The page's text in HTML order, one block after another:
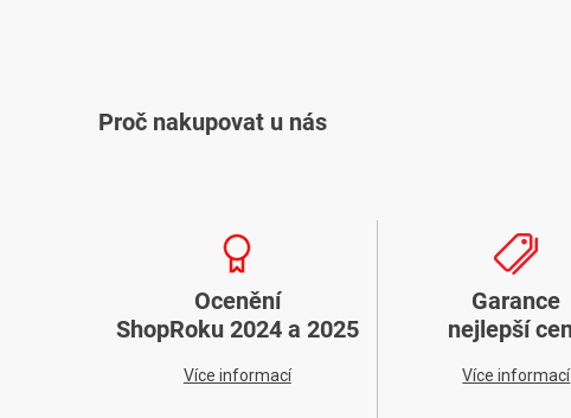
Proč nakupovat u nás
Ocenění
ShopRoku 2024 a 2025
Více informací
Garance
nejlepší
Více informací